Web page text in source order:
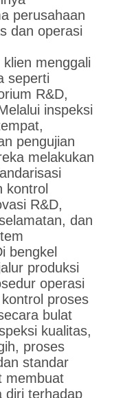
perusahaan
dan operasi
menggali
seperti
R&D,
inspeksi
pengujian
melakukan
kontrol
R&D,
dan
bengkel
produksi
operasi
proses
bulat
kualitas,
proses
standar
membuat
diri terhadap